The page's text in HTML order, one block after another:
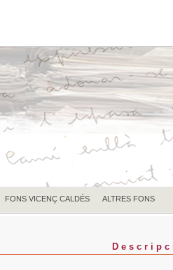
FONS VICENÇ CALDÉS ALTRES FONS